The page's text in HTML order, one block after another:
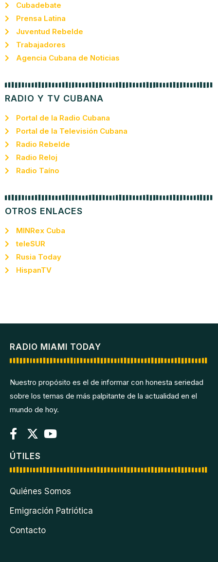
Cubadebate
Prensa Latina
Juventud Rebelde
Trabajadores
Agencia Cubana de Noticias
RADIO Y TV CUBANA
Portal de la Radio Cubana
Portal de la Televisión Cubana
Radio Rebelde
Radio Reloj
Radio Taíno
OTROS ENLACES
MINRex Cuba
teleSUR
Rusia Today
HispanTV
RADIO MIAMI TODAY
Nuestro propósito es el de informar con honesta seriedad
sobre los temas de más palpitante de la actualidad en el
mundo de hoy.
ÚTILES
Quiénes Somos
Emigración Patriótica
Contacto